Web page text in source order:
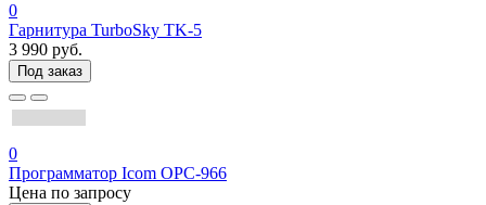
0
Гарнитура TurboSky TK-5
3 990 руб.
Под заказ
0
Программатор Icom OPC-966
Цена по запросу